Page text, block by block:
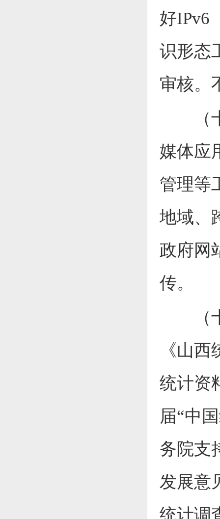
好IPv6
识形态
审核。
（十
媒体应
管理等
地域、
政府网
传。
（十
《山
统计资
届“中
务院支
发展意
统计调